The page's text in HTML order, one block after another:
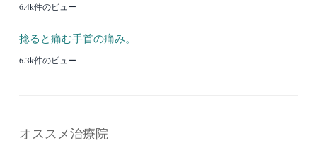
6.4k件のビュー
捻ると痛む手首の痛み。
6.3k件のビュー
オススメ治療院